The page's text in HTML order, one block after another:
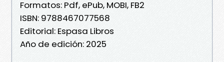
Formatos: Pdf, ePub, MOBI, FB2
ISBN: 9788467077568
Editorial: Espasa Libros
Año de edición: 2025